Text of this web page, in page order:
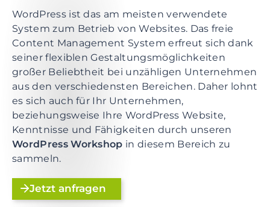
i
n
c
o
n
t
e
n
t
S
k
t
WordPress ist das am meisten verwendete
System zum Betrieb von Websites. Das freie
Content Management System erfreut sich dank
seiner flexiblen Gestaltungsmöglichkeiten
großer Beliebtheit bei unzähligen Unternehmen
aus den verschiedensten Bereichen. Daher lohnt
es sich auch für Ihr Unternehmen,
beziehungsweise Ihre WordPress Website,
Kenntnisse und Fähigkeiten durch unseren
WordPress Workshop in diesem Bereich zu
sammeln.
Jetzt anfragen